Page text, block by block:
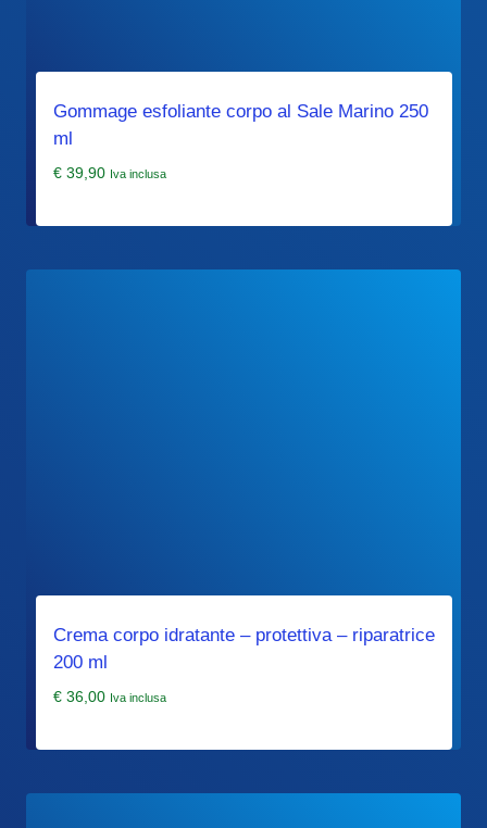
Gommage esfoliante corpo al Sale Marino 250
ml
€39,90 Iva inclusa
Crema corpo idratante – protettiva – riparatrice
200 ml
€36,00 Iva inclusa